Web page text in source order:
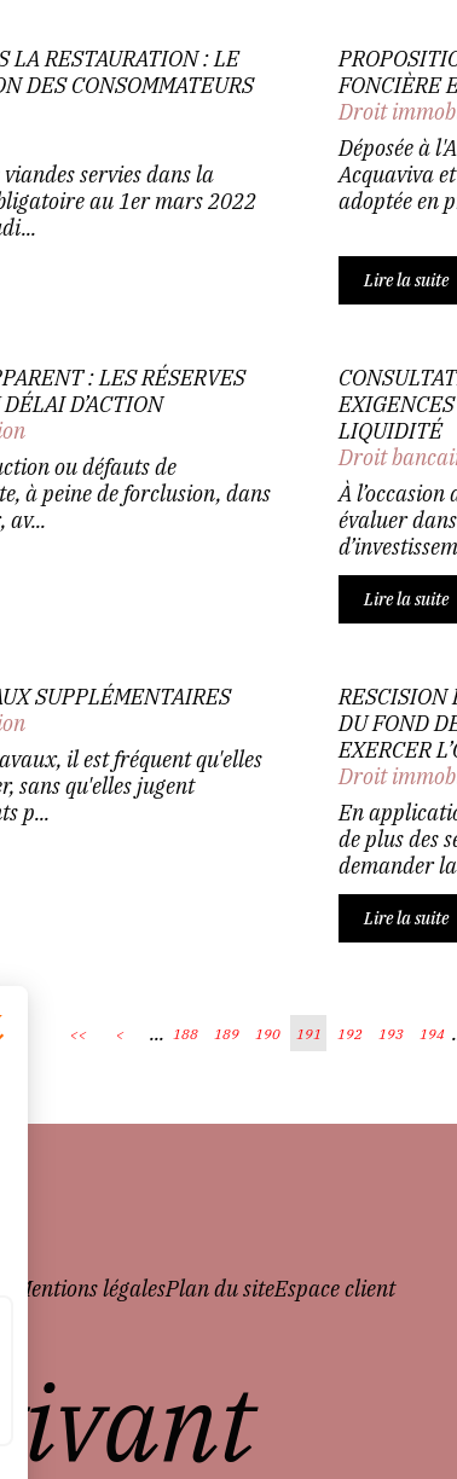
LA RESTAURATION : LE
DES CONSOMMATEURS
servies dans la
au 1er mars 2022
FONCIÈRE
Droit
Déposée à
Acquaviva
adoptée en
Lire la suite
: LES RÉSERVES
D’ACTION
ou défauts de
à peine de forclusion, dans
av...
LIQUIDITÉ
Droit
À
évaluer
Lire la suite
SUPPLÉMENTAIRES
il est fréquent qu'elles
sans qu'elles jugent
p...
RESCISION
DU FOND
EXERCER
Droit
En
de plus des
demander
Lire la suite
<< < ... 188 189 190 191 192 193 194
Mentions légalesPlan du siteEspace client